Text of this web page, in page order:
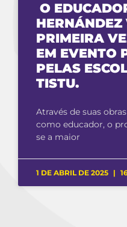
O
PRIMEIRA
EM EVENTO
PELAS
TISTU.
Através de suas
como educador, o
se a maior
1 DE ABRIL DE 2025